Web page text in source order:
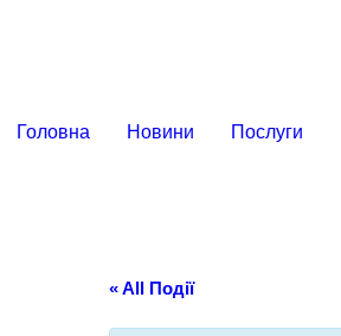
Головна Новини Послуги
« All Події